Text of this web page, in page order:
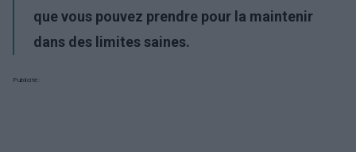
que vous pouvez prendre pour la maintenir
dans des limites saines.
Publicité: